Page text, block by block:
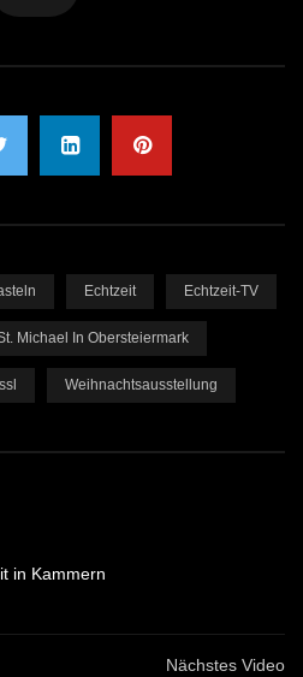
Echtzeit Echtzeit-TV
Michael In Obersteiermark
Weihnachtsausstellung
in Kammern
Nächstes Video